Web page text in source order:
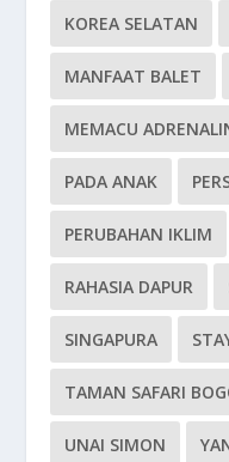
KOREA SELATAN
MANFAAT BALET
MEMACU
PADA ANAK
PERUBAHAN IKLIM
RAHASIA DAPUR
SINGAPURA
TAMAN SAFARI
UNAI SIMON